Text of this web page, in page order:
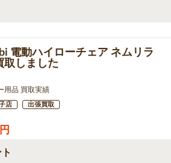
電動ハイローチェア ネムリラ
取しました
用品 買取実績
店 出張買取
円